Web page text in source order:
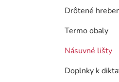
Drôtené
Termo obaly
Násuvné lišty
Doplnky k